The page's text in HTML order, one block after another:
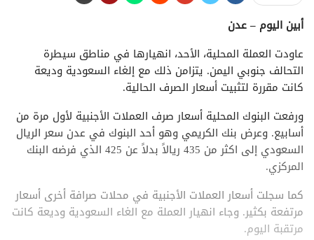
أبين اليوم – عدن
عاودت العملة المحلية، الأحد، انهيارها في مناطق سيطرة
التحالف جنوبي اليمن. يتزامن ذلك مع إلغاء السعودية وديعة
كانت مقررة لتثبيت أسعار الصرف الحالية.
ورفعت البنوك المحلية أسعار صرف العملات الأجنبية لأول مرة من
أسابيع. وعرض بنك الكريمي وهو أحد البنوك في عدن سعر الريال
السعودي إلى اكثر من 435 ريالاً بدلاً عن 425 الذي فرضه البنك
المركزي.
كما سجلت أسعار العملات الأجنبية في محلات صرافة أخرى أسعار
مرتفعة بكثير. وجاء انهيار العملة مع الغاء السعودية وديعة كانت
مرتقبة اليوم.